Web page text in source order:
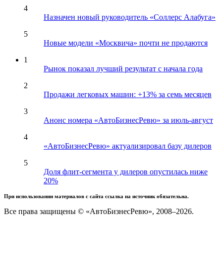
4
Назначен новый руководитель «Соллерс Алабуга»
5
Новые модели «Москвича» почти не продаются
1
Рынок показал лучший результат с начала года
2
Продажи легковых машин: +13% за семь месяцев
3
Анонс номера «АвтоБизнесРевю» за июль-август
4
«АвтоБизнесРевю» актуализировал базу дилеров
5
Доля флит-сегмента у дилеров опустилась ниже
20%
При использовании материалов с сайта ссылка на источник обязательна.
Все права защищены © «АвтоБизнесРевю», 2008–2026.